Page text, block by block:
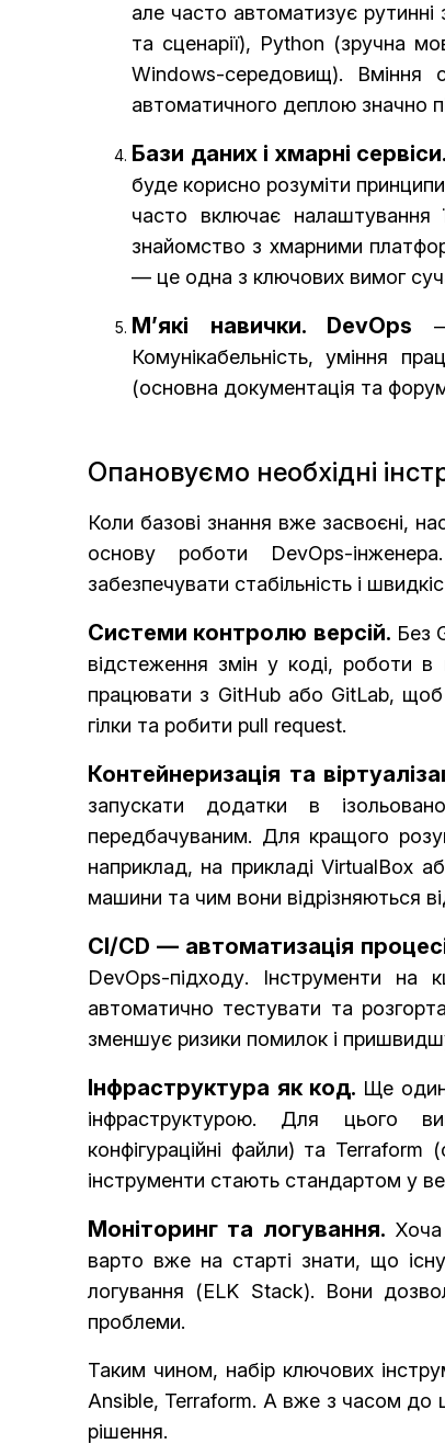
але часто автоматизує
та сценарії), Python (зручна
Windows-середовищ). Вміння
автоматичного деплою значно
Бази даних і хмарні сервіси.
буде корисно розуміти
часто включає налаштування
знайомство з хмарними
— це одна з ключових вимог
М’які навички. DevOps
Комунікабельність, уміння
(основна документація та
Опановуємо необхідні
Коли базові знання вже засвоєні,
основу роботи DevOps-
забезпечувати стабільність і
Системи контролю версій. Без
відстеження змін у коді, роботи в
працювати з GitHub або GitLab, щоб
гілки та робити pull request.
Контейнеризація та
запускати додатки в
передбачуваним. Для кращого
наприклад, на прикладі VirtualBox
машини та чим вони відрізняються
CI/CD — автоматизація
DevOps-підходу. Інструменти
автоматично тестувати та
зменшує ризики помилок і
Інфраструктура як код. Ще
інфраструктурою. Для цього
конфігураційні файли) та
інструменти стають стандартом у
Моніторинг та логування.
варто вже на старті знати, що
логування (ELK Stack). Вони
проблеми.
Таким чином, набір ключових
Ansible, Terraform. А вже з часом до
рішення.